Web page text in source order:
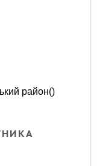
район()